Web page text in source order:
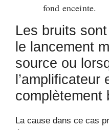
fond enceinte.
Les bruits
le lancement
source ou
l’amplificateur
complètement
La cause dans ce cas